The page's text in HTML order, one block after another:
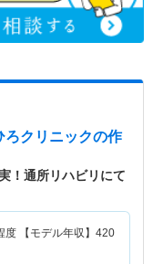
ろクリニックの作
！通所リハビリにて
度 【モデル年収】 420